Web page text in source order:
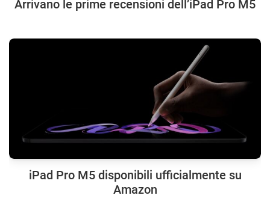
Arrivano le prime recensioni dell’iPad Pro M5
iPad Pro M5 disponibili ufficialmente su
Amazon